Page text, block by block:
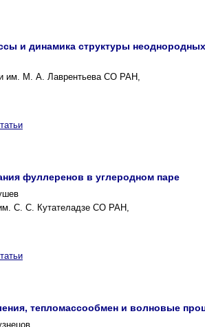
и динамика структуры
им. М. А. Лаврентьева СО РАН,
фуллеренов в углеродном паре
С. С. Кутателадзе СО РАН,
тепломассообмен и волновые